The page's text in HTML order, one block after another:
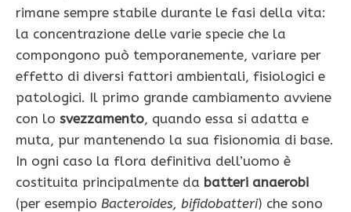
rimane sempre stabile durante le fasi della vita:
la concentrazione delle varie specie che la
compongono può temporanemente, variare per
ef­fetto di diversi fattori ambientali, fi­siologici e
patologici. Il primo grande cambiamento av­viene
con lo svezzamento, quando essa si adatta e
muta, pur mantenendo la sua fisionomia di base.
In ogni caso la flora definitiva del­l’uomo è
costituita principalmente da batteri anaerobi
(per esempio Bacteroides, bifidobatteri) che sono